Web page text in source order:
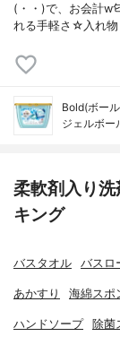
(・・)で、お会計w
れる手軽さ☆入れ
Bold(ボー
ジェルボー
柔軟剤入り
キング
バスタオル バスロ
あかすり 海綿スポ
ハンドソープ 除菌